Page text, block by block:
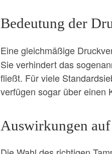
Bedeutung der
Eine gleichmäßige
Sie verhindert das
fließt. Für viele
verfügen sogar über einen
Auswirkungen